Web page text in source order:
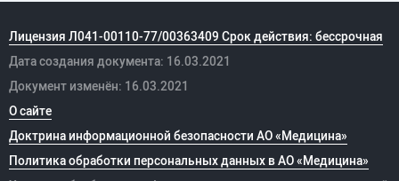
Лицензия Л041-00110-77/00363409 Срок действия: бессрочная
Дата создания документа: 16.03.2021
Документ изменён: 16.03.2021
О сайте
Доктрина информационной безопасности АО «Медицина»
Политика обработки персональных данных в АО «Медицина»